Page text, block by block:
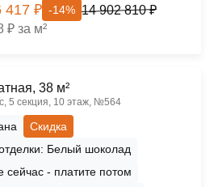
417 ₽ -14% 14 902 810 ₽
₽ за м²
38 м²
5 секция, 10 этаж, №564
Скидка
Белый шоколад
сейчас - платите потом